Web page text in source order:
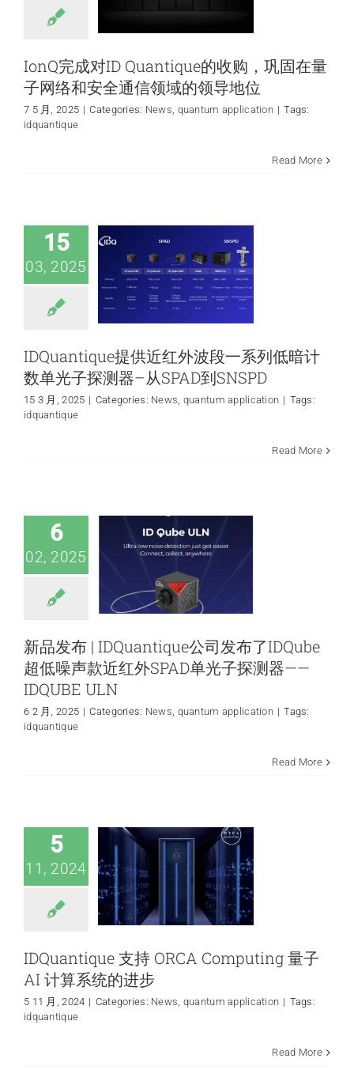
IonQ完成对ID Quantique的收购，巩固在量
子网络和安全通信领域的领导地位
7 5 月, 2025 | Categories: News, quantum application | Tags:
idquantique
Read More
15
03, 2025
application
IDQuantique提供近红外波段一系列低暗计
数单光子探测器–从SPAD到SNSPD
15 3 月, 2025 | Categories: News, quantum application | Tags:
idquantique
Read More
6
02, 2025
IDQUBE ULN
News quantum
application
新品发布 | IDQuantique公司发布了IDQube
超低噪声款近红外SPAD单光子探测器——
IDQUBE ULN
6 2 月, 2025 | Categories: News, quantum application | Tags:
idquantique
Read More
5
11, 2024
News quantum
application
IDQuantique 支持 ORCA Computing 量子
AI 计算系统的进步
5 11 月, 2024 | Categories: News, quantum application | Tags:
idquantique
Read More
lyntia 与 IDQ 和其